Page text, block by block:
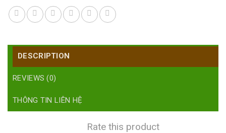
DESCRIPTION
REVIEWS (0)
THÔNG TIN LIÊN HỆ
Rate this product